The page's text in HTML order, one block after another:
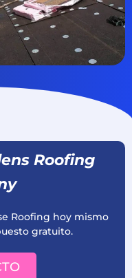
Roofing
Roofing hoy mismo
gratuito.